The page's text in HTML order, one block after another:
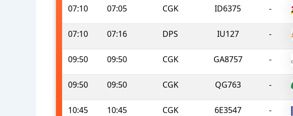
07:10 07:05 CGK ID6375 -
07:10 07:16 DPS IU127 -
09:50 09:50 CGK GA8757 -
09:50 09:50 CGK QG763 -
10:45 10:45 CGK 6E3547 -